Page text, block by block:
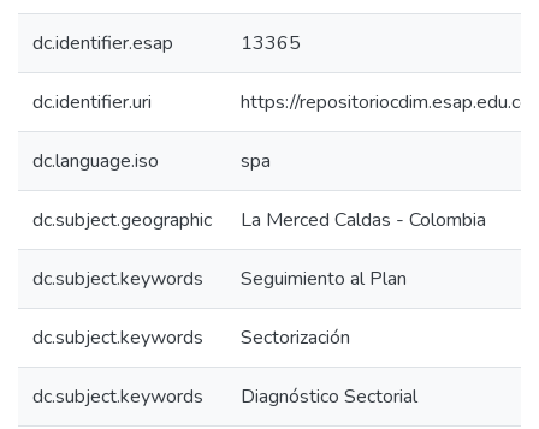
dc.identifier.esap 13365
dc.identifier.uri https://
dc.language.iso spa
dc.subject.geographic La Merced Caldas - Colombia
dc.subject.keywords Seguimiento al Plan
dc.subject.keywords Sectorización
dc.subject.keywords Diagnóstico Sectorial